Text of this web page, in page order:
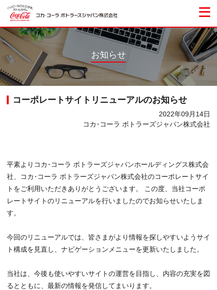
お知らせ
コーポレートサイトリニューアルのお知らせ
2022年09月14日
コカ･コーラ ボトラーズジャパン株式会社
平素よりコカ･コーラ ボトラーズジャパンホールディングス株式会
社、コカ･コーラ ボトラーズジャパン株式会社のコーポレートサイ
トをご利用いただきありがとうございます。 この度、当社コーポ
レートサイトのリニューアルを行いましたのでお知らせいたしま
す。
今回のリニューアルでは、皆さまがより情報を探しやすいようサイ
ト構成を見直し、ナビゲーションメニューを更新いたしました。
当社は、今後も使いやすいサイトの運営を目指し、内容の充実を図
るとともに、最新の情報を発信してまいります。